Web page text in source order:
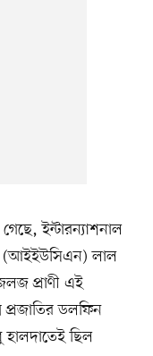
ইন্টারন্যাশনাল
(আইইউসিএন) লাল
প্রাণী এই
প্রজাতির ডলফিন
হালদাতেই ছিল